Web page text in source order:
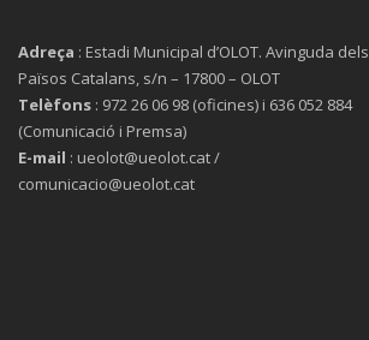
Adreça : Estadi Municipal d’OLOT. Avinguda dels
Països Catalans, s/n – 17800 – OLOT
Telèfons : 972 26 06 98 (oficines) i 636 052 884
(Comunicació i Premsa)
E-mail : ueolot@ueolot.cat /
comunicacio@ueolot.cat